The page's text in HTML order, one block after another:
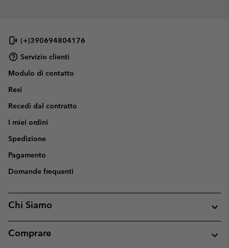
(+)390694804176
Servizio clienti
Modulo di contatto
Resi
Recedi dal contratto
I miei ordini
Spedizione
Pagamento
Domande frequenti
Chi Siamo
Comprare